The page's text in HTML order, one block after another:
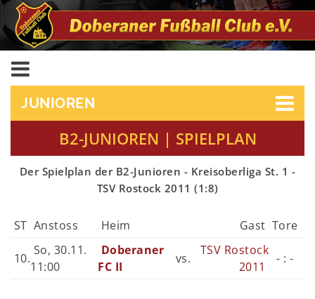
JUNIOREN
B2-JUNIOREN | SPIELPLAN
Der Spielplan der B2-Junioren - Kreisoberliga St. 1 -
TSV Rostock 2011 (1:8)
ST Anstoss Heim Gast Tore
10.
So, 30.11.
11:00
Doberaner
FC II
vs.
TSV Rostock
2011
- : -